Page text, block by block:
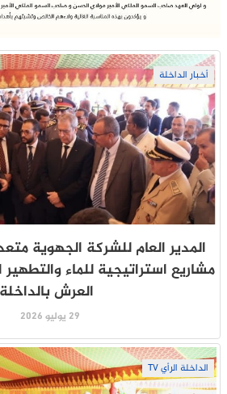
أخبار الداخلة
المدير العام للشركة الجهوية
مشاريع استراتيجية للماء
العرش بالداخلة
29 يوليو 2026
الداخلة الرأي TV